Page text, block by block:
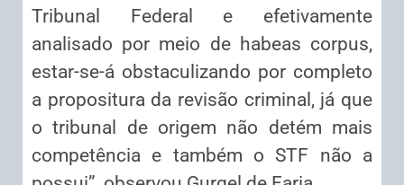
Tribunal Federal e efetivamente
analisado por meio de habeas corpus,
estar-se-á obstaculizando por completo
a propositura da revisão criminal, já que
o tribunal de origem não detém mais
competência e também o STF não a